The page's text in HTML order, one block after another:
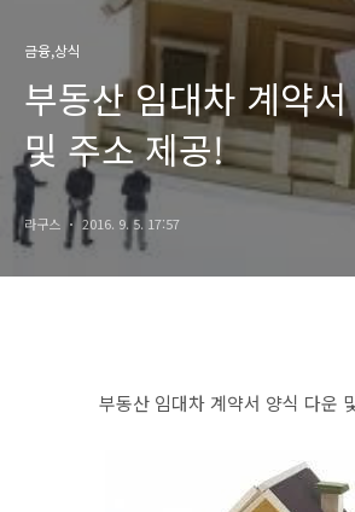
금융,상식
부동산 임대차 계약
및 주소 제공!
라구스 2016. 9. 5. 17:57
부동산 임대차 계약서 양식 다운